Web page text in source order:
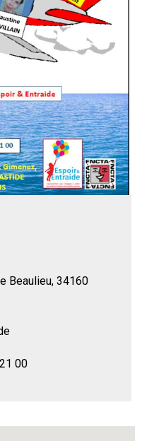
Beaulieu, 34160
00